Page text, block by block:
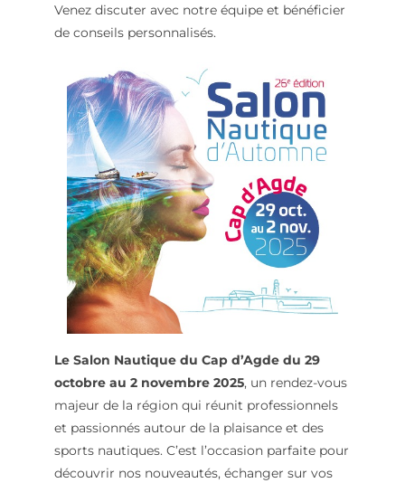
Venez discuter avec notre équipe et bénéficier
de conseils personnalisés.
Le Salon Nautique du Cap d’Agde du 29
octobre au 2 novembre 2025, un rendez-vous
majeur de la région qui réunit professionnels
et passionnés autour de la plaisance et des
sports nautiques. C’est l’occasion parfaite pour
découvrir nos nouveautés, échanger sur vos